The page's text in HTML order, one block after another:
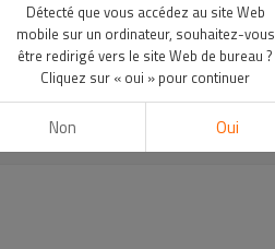
Détecté que vous accédez au site Web
mobile sur un ordinateur, souhaitez-vous
être redirigé vers le site Web de bureau ?
Cliquez sur « oui » pour continuer
Non Oui